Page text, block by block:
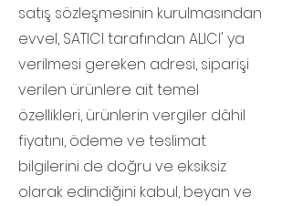
satış sözleşmesinin kurulmasından
evvel, SATICI tarafından ALICI' ya
verilmesi gereken adresi, siparişi
verilen ürünlere ait temel
özellikleri, ürünlerin vergiler dâhil
fiyatını, ödeme ve teslimat
bilgilerini de doğru ve eksiksiz
olarak edindiğini kabul, beyan ve